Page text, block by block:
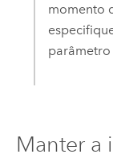
momento
parâmetro
Manter a